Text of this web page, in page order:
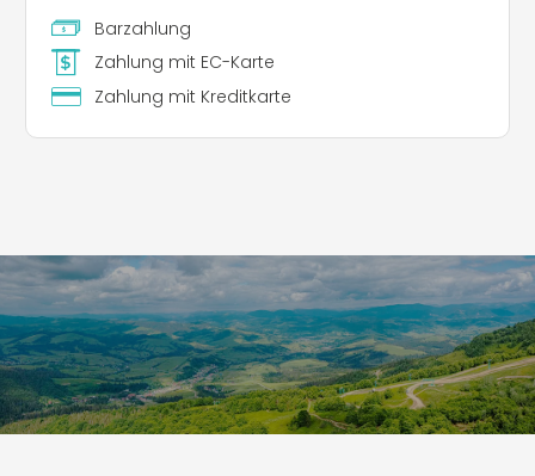
Barzahlung
Zahlung mit EC-Karte
Zahlung mit Kreditkarte